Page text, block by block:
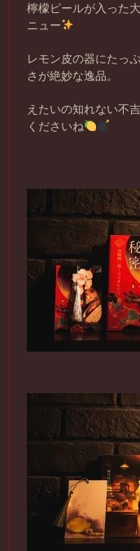
檸檬ピールが入った
ニュー
レモン皮の器にたっ
さが絶妙な逸品。
えたいの知れない不
くださいね